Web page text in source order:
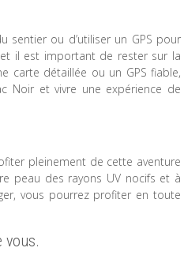
sentier ou d’utiliser un GPS pour
il est important de rester sur la
carte détaillée ou un GPS fiable,
Noir et vivre une expérience de
pleinement de cette aventure
peau des rayons UV nocifs et à
vous pourrez profiter en toute
vous.